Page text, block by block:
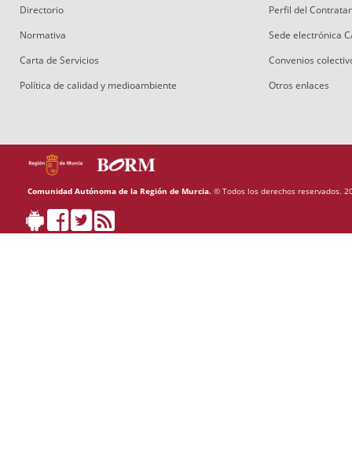
Directorio
Normativa
Carta de Servicios
Política de calidad y medioambiente
Perfil del
Sede electrónica
Convenios
Otros enlaces
Comunidad Autónoma de la Región de Murcia. © Todos los derechos reservados.